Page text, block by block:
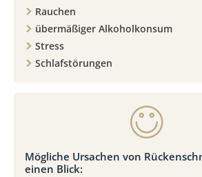
Rauchen
übermäßiger Alkoholkonsum
Stress
Schlafstörungen
Mögliche Ursachen von
einen Blick: